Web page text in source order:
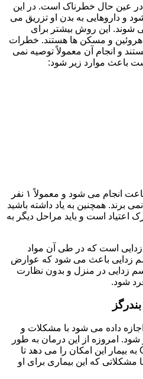
عین حال خطرناک است. در این
و داروهایی به بدن او تزریق می
شوند. این روش بیشتر برای
هروئین و مسکن ها هستند. خطرات
و انجام آن معمولاً توصیه نمی
باعث موارد زیر شود:
سم زدایی فوق سریع در چند ساعت انجام می شود و معمولاً ۱ نفر
در نمی برند. همچنین به یاد داشته باشید
اعتیاد است و باید مراحل دیگر به
زدایی است که در طی آن مواد
زدایی باعث می شود که عوارض
زدایی در منزل و بدون نظارت
شود.
داده می شود با مشکلات و
امروزه از این درمان به طور
گسترده استفاده می شود. CBT به بیمار این امکان را می دهد تا
مشکلاتی که این بیماری برای او